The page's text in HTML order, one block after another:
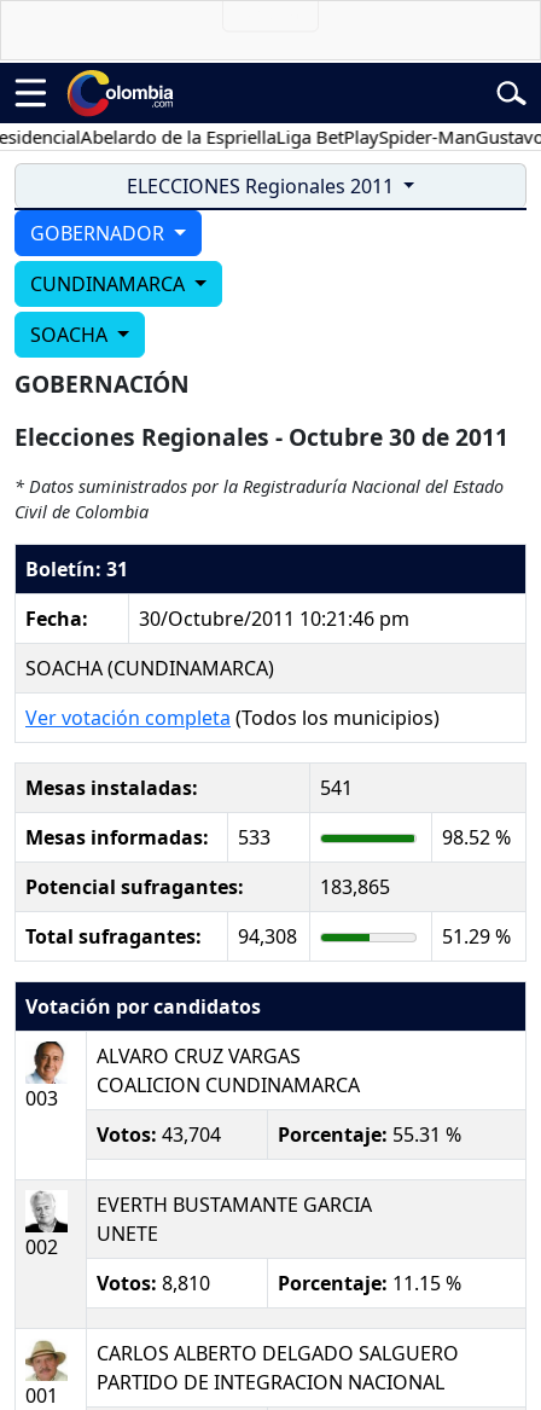
Abelardo de la EspriellaLiga BetPlaySpider-ManGustavo
ELECCIONES Regionales 2011
GOBERNADOR
CUNDINAMARCA
SOACHA
GOBERNACIÓN
Elecciones Regionales - Octubre 30 de 2011
* Datos suministrados por la Registraduría Nacional del Estado
Civil de Colombia
Boletín: 31
Fecha:
30/Octubre/2011 10:21:46 pm
SOACHA (CUNDINAMARCA)
Ver votación completa (Todos los municipios)
Mesas instaladas:
541
Mesas informadas:
533
98.52 %
Potencial sufragantes:
183,865
Total sufragantes:
94,308 51.29 %
Votación por candidatos
003
ALVARO CRUZ VARGAS
COALICION CUNDINAMARCA
Votos: 43,704 Porcentaje: 55.31 %
002
EVERTH BUSTAMANTE GARCIA
UNETE
Votos: 8,810 Porcentaje: 11.15 %
001
CARLOS ALBERTO DELGADO SALGUERO
PARTIDO DE INTEGRACION NACIONAL